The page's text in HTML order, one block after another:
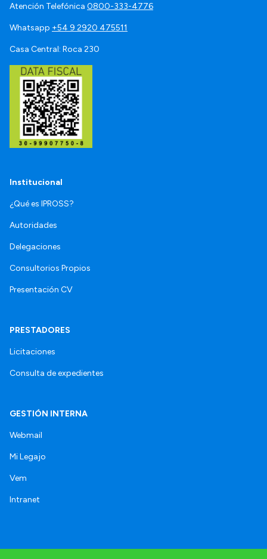
Atención Telefónica 0800-333-4776
Whatsapp +54 9 2920 475511
Casa Central: Roca 230
Institucional
¿Qué es IPROSS?
Autoridades
Delegaciones
Consultorios Propios
Presentación CV
PRESTADORES
Licitaciones
Consulta de expedientes
GESTIÓN INTERNA
Webmail
Mi Legajo
Vem
Intranet